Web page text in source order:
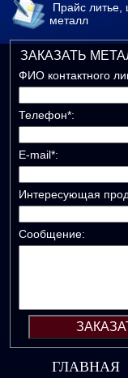
Прайс литье,
металл
ЗАКАЗАТЬ
ФИО контактного
Телефон*:
E-mail*:
Интересующая
Сообщение:
ГЛАВНАЯ